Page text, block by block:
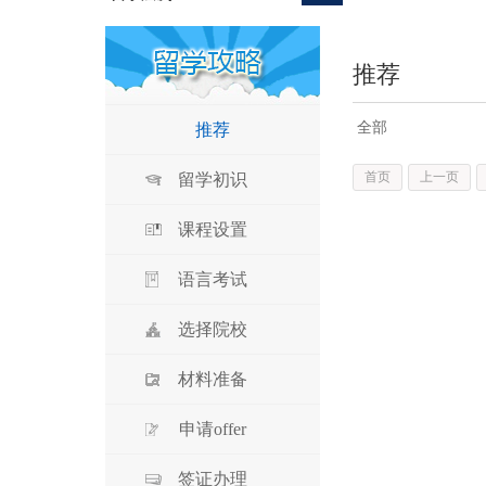
推荐
留学初识
课程设置
语言考试
选择院校
材料准备
申请offer
签证办理
推荐
全部
上一页
首页